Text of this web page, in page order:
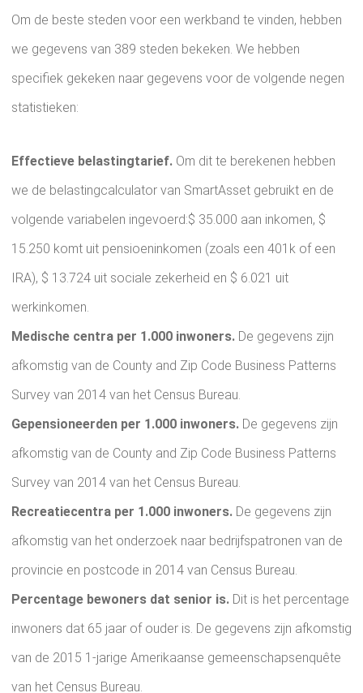
Om de beste steden voor een werkband te vinden, hebben
we gegevens van 389 steden bekeken. We hebben
specifiek gekeken naar gegevens voor de volgende negen
statistieken:
Effectieve belastingtarief. Om dit te berekenen hebben
we de belastingcalculator van SmartAsset gebruikt en de
volgende variabelen ingevoerd:$ 35.000 aan inkomen, $
15.250 komt uit pensioeninkomen (zoals een 401k of een
IRA), $ 13.724 uit sociale zekerheid en $ 6.021 uit
werkinkomen.
Medische centra per 1.000 inwoners. De gegevens zijn
afkomstig van de County and Zip Code Business Patterns
Survey van 2014 van het Census Bureau.
Gepensioneerden per 1.000 inwoners. De gegevens zijn
afkomstig van de County and Zip Code Business Patterns
Survey van 2014 van het Census Bureau.
Recreatiecentra per 1.000 inwoners. De gegevens zijn
afkomstig van het onderzoek naar bedrijfspatronen van de
provincie en postcode in 2014 van Census Bureau.
Percentage bewoners dat senior is. Dit is het percentage
inwoners dat 65 jaar of ouder is. De gegevens zijn afkomstig
van de 2015 1-jarige Amerikaanse gemeenschapsenquête
van het Census Bureau.